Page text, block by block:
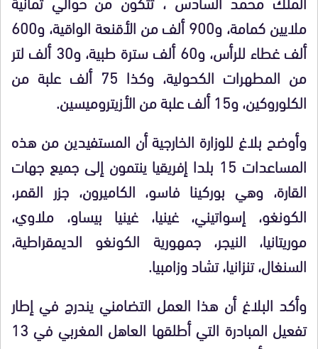
ملايين كمامة، و900 ألف من الأقنعة الواقية، و600
ألف غطاء للرأس، و60 ألف سترة طبية، و30 ألف لتر
من المطهرات الكحولية، وكذا 75 ألف علبة من
الكلوروكين، و15 ألف علبة من الأزيتروميسين.
وأوضح بلاغ للوزارة الخارجية أن المستفيدين من هذه
المساعدات 15 بلدا إفريقيا ينتمون إلى جميع جهات
القارة، وهي بوركينا فاسو، الكاميرون، جزر القمر،
الكونغو، إسواتيني، غينيا، غينيا بيساو، ملاوي،
موريتانيا، النيجر، جمهورية الكونغو الديمقراطية،
السنغال، تنزانيا، تشاد وزامبيا.
وأكد البلاغ أن هذا العمل التضامني يندرج في إطار
تفعيل المبادرة التي أطلقها العاهل المغربي في 13